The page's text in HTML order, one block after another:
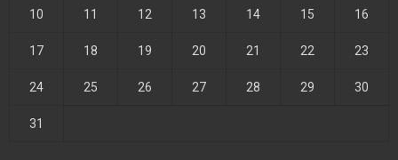
10 11 12 13 14 15 16
17 18 19 20 21 22 23
24 25 26 27 28 29 30
31